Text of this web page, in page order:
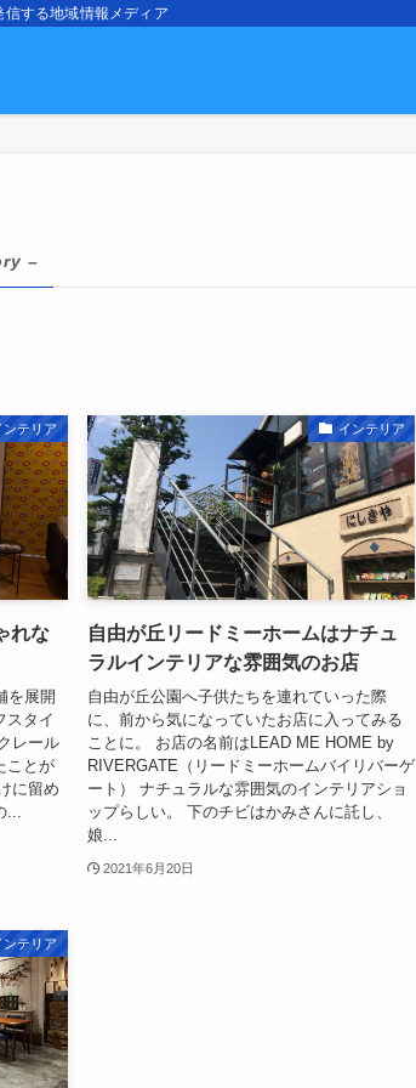
する地域情報メディア
–
ンテリア
れな
を展開
スタイ
レール
ことが
に留め
...
インテリア
自由が丘リードミーホームはナチュ
ラルインテリアな雰囲気のお店
自由が丘公園へ子供たちを連れていった際
に、前から気になっていたお店に入ってみる
ことに。 お店の名前はLEAD ME HOME by
RIVERGATE（リードミーホームバイリバーゲ
ート） ナチュラルな雰囲気のインテリアショ
ップらしい。 下のチビはかみさんに託し、
娘...
2021年6月20日
ンテリア